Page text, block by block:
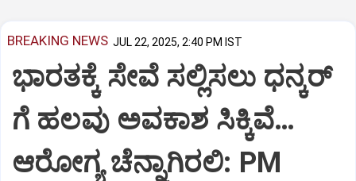
BREAKING NEWS JUL 22, 2025, 2:40 PM IST
ಭಾರತಕ್ಕೆ ಸೇವೆ ಸಲ್ಲಿಸಲು ಧನ್ಕರ್‌
ಗೆ ಹಲವು ಅವಕಾಶ ಸಿಕ್ಕಿವೆ…
ಆರೋಗ್ಯ ಚೆನ್ನಾಗಿರಲಿ: PM